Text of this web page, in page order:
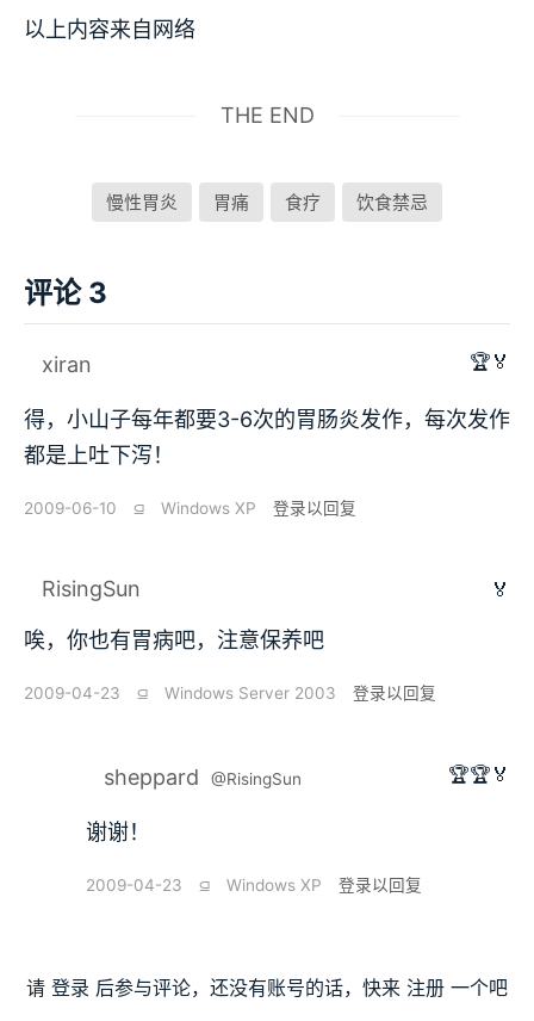
以上内容来自网络
THE END
慢性胃炎 胃痛 食疗 饮食禁忌
评论 3
xiran 🏆🏅
得，小山子每年都要3-6次的胃肠炎发作，每次发作
都是上吐下泻！
2009-06-10 ⫑ Windows XP 登录以回复
RisingSun 🏅
唉，你也有胃病吧，注意保养吧
2009-04-23 ⫑ Windows Server 2003 登录以回复
sheppard @RisingSun 🏆🏆🏅
谢谢！
2009-04-23 ⫑ Windows XP 登录以回复
请 登录 后参与评论，还没有账号的话，快来 注册 一个吧